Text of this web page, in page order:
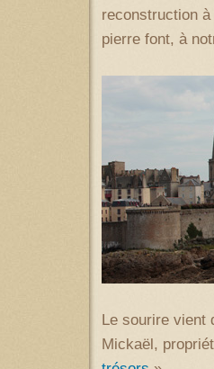
reconstruction
pierre font, à
Le sourire vient
Mickaël,